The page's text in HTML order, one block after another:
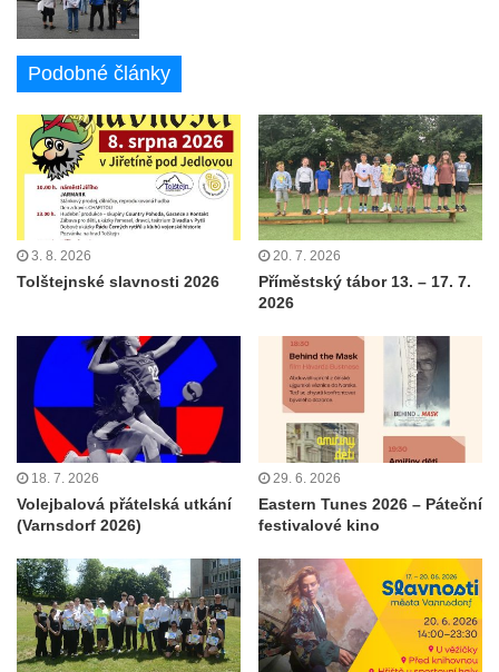
Podobné články
3. 8. 2026
Tolštejnské slavnosti 2026
20. 7. 2026
Příměstský tábor 13. – 17. 7.
2026
18. 7. 2026
Volejbalová přátelská utkání
(Varnsdorf 2026)
29. 6. 2026
Eastern Tunes 2026 – Páteční
festivalové kino